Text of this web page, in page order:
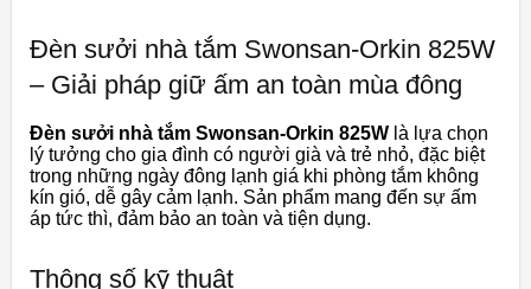
Đèn sưởi nhà tắm Swonsan-Orkin 825W
– Giải pháp giữ ấm an toàn mùa đông
Đèn sưởi nhà tắm Swonsan-Orkin 825W là lựa chọn
lý tưởng cho gia đình có người già và trẻ nhỏ, đặc biệt
trong những ngày đông lạnh giá khi phòng tắm không
kín gió, dễ gây cảm lạnh. Sản phẩm mang đến sự ấm
áp tức thì, đảm bảo an toàn và tiện dụng.
Thông số kỹ thuật